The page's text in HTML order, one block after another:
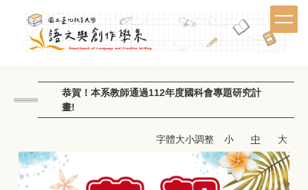
區
恭賀！本系教師通過112年度國科會專題研究計
畫!
字體大小調整 小 中 大